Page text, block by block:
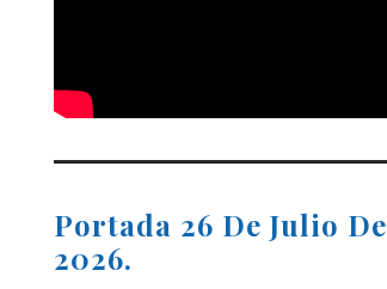
Portada 26 De Julio De
2026.